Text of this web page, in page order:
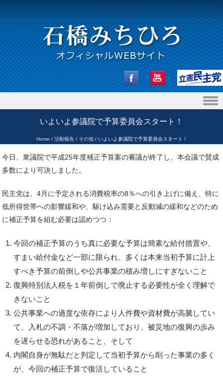
いよいよ参議院で予算委員会スタート！
Home / 活動報告/ その他/ いよいよ参議院で予算委員会スタート！
今日、衆議院で平成25年度補正予算案の審議が終了し、本会議で賛成
多数により可決しました。
民主党は、4月に予定される消費税率の8％への引き上げに備え、特に
低所得世帯への影響緩和や、駆け込み需要と反動減の緩和などのため
に補正予算を組む必要は認めつつ：
今回の補正予算のうち真に必要な予算は簡素な給付措置や、
すまい給付金など一部に限られ、多くは本来当初予算に計上
すべき予算の前倒しや公共事業の積み増しにすぎないこと
復興特別法人税を１年前倒しで廃止する必要性が全く理解で
きないこと
公共事業への過度な依存により人件費や資材費が高騰してい
て、入札の不調・不落が増加しており、被災地の復興の歩み
を遅らせる恐れがあること、そして
内閣自身が無駄だと判定して当初予算から削った事業の多く
が、今回の補正予算で復活していること